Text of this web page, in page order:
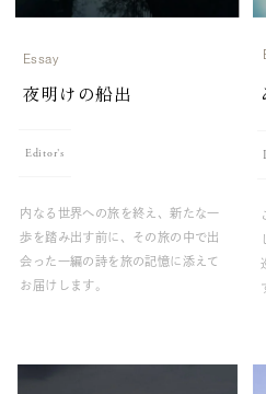
Essay
夜明けの船出
Editor's
内なる世界への旅を終え、新たな一
歩を踏み出す前に、その旅の中で出
会った一編の詩を旅の記憶に添えて
お届けします。